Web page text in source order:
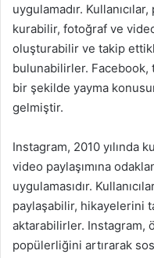
uygulamadır.
kurabilir, fotoğraf ve
oluşturabilir ve takip
bulunabilirler. Facebook,
bir şekilde yayma
gelmiştir.
Instagram, 2010 yılında
video paylaşımına
uygulamasıdır.
paylaşabilir, hikayelerini
aktarabilirler. Instagram,
popülerliğini artırarak